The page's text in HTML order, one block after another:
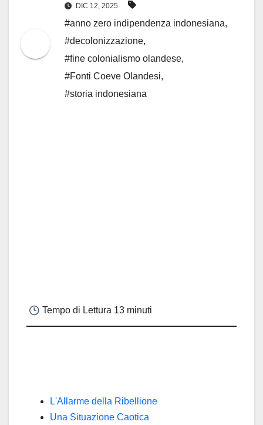
DIC 12, 2025
#anno zero indipendenza indonesiana,
#decolonizzazione,
#fine colonialismo olandese,
#Fonti Coeve Olandesi,
#storia indonesiana
Tempo di Lettura 13 minuti
L'Allarme della Ribellione
Una Situazione Caotica